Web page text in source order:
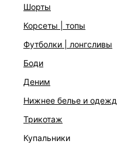
шорты
корсеты | топы
футболки | лонгсливы
боди
деним
нижнее белье и
трикотаж
купальники
Застежка на молнию и
Цвет: белый
На модели размер 44.
стандартному размеру
ДОСТАВКА И ВОЗВРАТ
Подробные условия